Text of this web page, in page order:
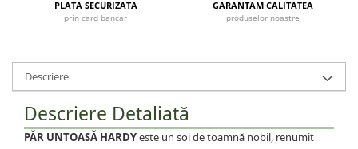
PLATA SECURIZATA
prin card bancar
GARANTAM CALITATEA
produselor noastre
Descriere
Descriere Detaliată
PĂR UNTOASĂ HARDYeste un soi de toamnă nobil, renumit